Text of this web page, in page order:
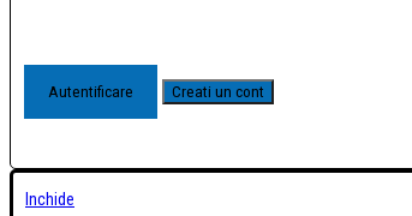
Inchide